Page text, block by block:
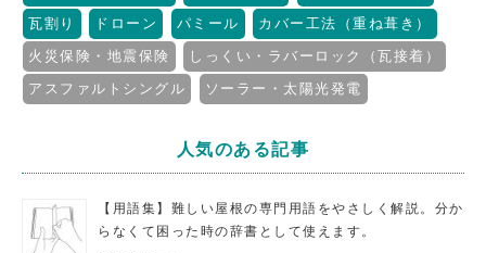
瓦割り
ドローン パミール
カバー工法（重ね葺き）
火災保険・地震保険
しっくい・ラバーロック（瓦接着）
アスファルトシングル
ソーラー・太陽光発電
人気のある記事
【用語集】難しい屋根の専門用語をやさしく解説。分か
らなくて困った時の辞書として使えます。